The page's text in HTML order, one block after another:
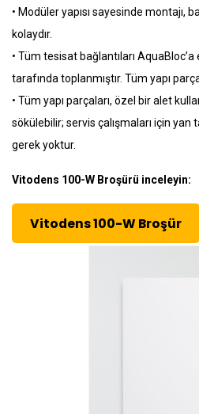
• Modüler yapısı sayesinde montajı,
kolaydır.
• Tüm tesisat bağlantıları
tarafında toplanmıştır. Tüm yapı
• Tüm yapı parçaları, özel bir alet
sökülebilir; servis çalışmaları için
gerek yoktur.
Vitodens 100-W Broşürü inceleyin:
Vitodens 100-W Broşür